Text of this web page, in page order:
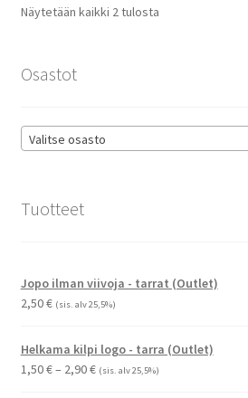
Näytetään kaikki 2 tulostaSuosituimmat
Osastot
Valitse osasto
Tuotteet
Jopo ilman viivoja - tarrat (Outlet)
2,50€ (sis. alv 25,5%)
Helkama kilpi logo - tarra (Outlet)
1,50€– 2,90€Hintaluokka:
(sis. alv 25,5%)